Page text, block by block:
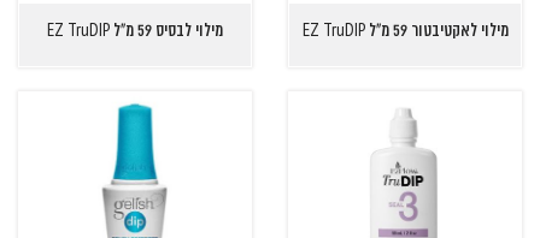
מילוי לאקטיבטור 59 מ"ל EZ TruDIP מילוי לבסיס 59 מ"ל EZ TruDIP